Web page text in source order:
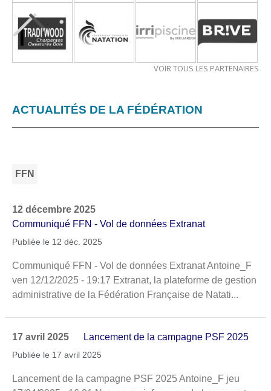
VOIR TOUS LES PARTENAIRES
ACTUALITÉS DE LA FÉDÉRATION
FFN
12 décembre 2025
Communiqué FFN - Vol de données Extranat
Publiée le 12 déc. 2025
Communiqué FFN - Vol de données Extranat Antoine_F
ven 12/12/2025 - 19:17 Extranat, la plateforme de gestion
administrative de la Fédération Française de Natati...
17 avril 2025 Lancement de la campagne PSF 2025
Publiée le 17 avril 2025
Lancement de la campagne PSF 2025 Antoine_F jeu